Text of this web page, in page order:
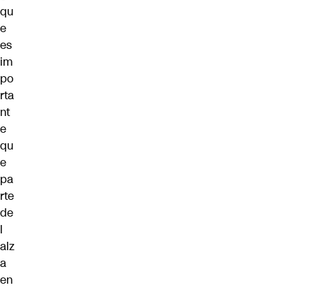
qu
e
es
im
po
rta
nt
e
qu
e
pa
rte
de
l
alz
a
en